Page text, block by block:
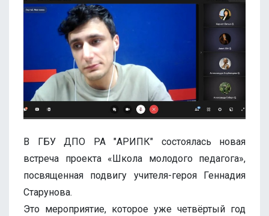
В ГБУ ДПО РА "АРИПК" состоялась новая
встреча проекта «Школа молодого педагога»,
посвященная подвигу учителя-героя Геннадия
Старунова.
Это мероприятие, которое уже четвёртый год